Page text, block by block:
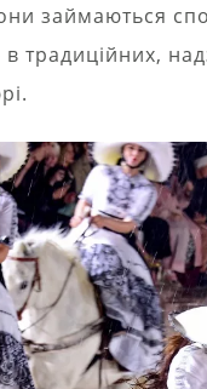
займаються
традиційних,